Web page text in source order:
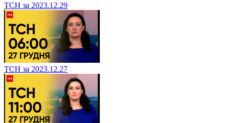
ТСН за 2023.12.29
ТСН за 2023.12.27